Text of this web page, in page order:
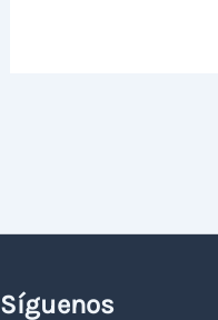
Síguenos